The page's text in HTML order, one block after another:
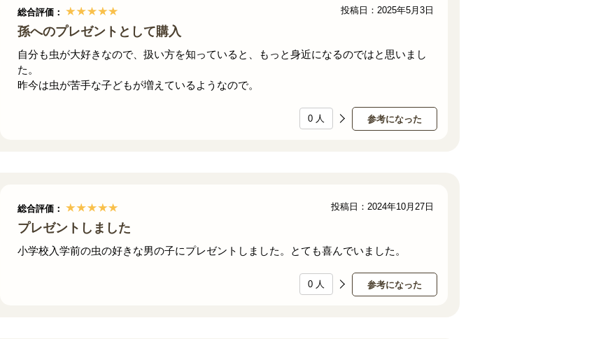
総合評価：
孫へのプレゼントとして購入
自分も虫が大好きなので、扱い方を知っていると、もっと身近になるのではと思いまし
た。
昨今は虫が苦手な子どもが増えているようなので。
参考になった
0 人
投稿日：2025年5月3日
総合評価：
プレゼントしました
小学校入学前の虫の好きな男の子にプレゼントしました。とても喜んでいました。
参考になった
0 人
投稿日：2024年10月27日